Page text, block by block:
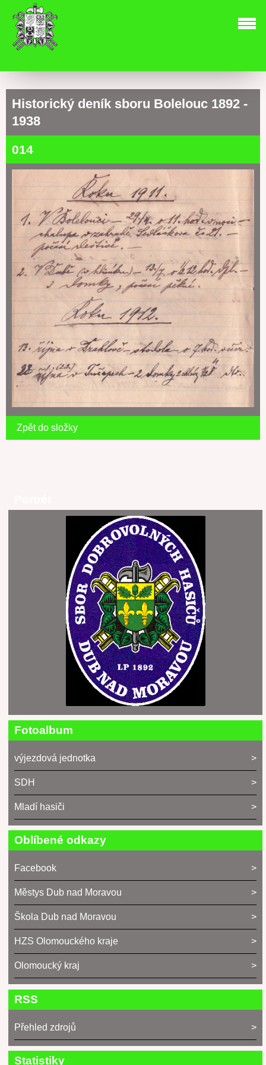
Historický deník sboru Bolelouc 1892 -
1938
014
Zpět do složky
Fotoalbum
výjezdová jednotka
SDH
Mladí hasiči
Oblíbené odkazy
Facebook
Městys Dub nad Moravou
Škola Dub nad Moravou
HZS Olomouckého kraje
Olomoucký kraj
RSS
Přehled zdrojů
Statistiky